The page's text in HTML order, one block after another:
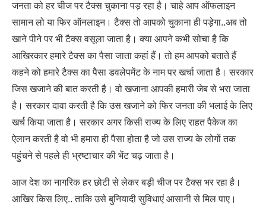
जनता को हर चीज पर टैक्स चुकाना पड़ रहा है। चाहे आप ऑफलाइन
सामान लो या फिर ऑनलाइन। टैक्स तो आपको चुकाना ही पड़ेगा..अब तो
खाने पीने पर भी टैक्स वसूला जाता है। क्या आपने कभी सोचा है कि
आखिरकार हमारे टैक्स का पैसा जाता कहां हैं। तो हम आपको बताते हैं
कहने को हमारे टैक्स का पैसा डवलेपमेंट के नाम पर खर्चा जाता है। सरकार
जिस खजाने की बात करती है। वो खजाना आपकी हमारी जेब से भरा जाता
है। सरकार दावा करती है कि उस खजाने को फिर जनता की भलाई के लिए
खर्च किया जाता है। सरकार अगर किसी राज्य के लिए राहत पैकेज का
ऐलान करती है वो भी हमारा ही पैसा होता है जो उस राज्य के लोगों तक
पहुंचने से पहले ही भ्रष्टाचार की भेंट चढ़ जाता है।
आज देश का नागरिक हर छोटी से लेकर बड़ी चीज पर टैक्स भर रहा है।
आखिर किस लिए.. ताकि उसे बुनियादी सुविधाएं आसानी से मिल पाए।